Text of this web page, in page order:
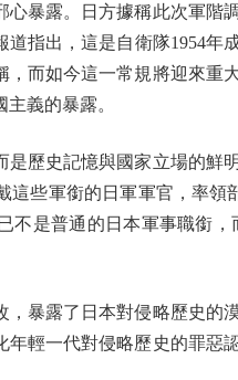
露。日方據稱此次軍階
指出，這是自衛隊1954
而如今這一常規將迎來
義的暴露。
史記憶與國家立場的鮮
這些軍銜的日軍軍官，率
不是普通的日本軍事職銜
露了日本對侵略歷史的
輕一代對侵略歷史的罪惡